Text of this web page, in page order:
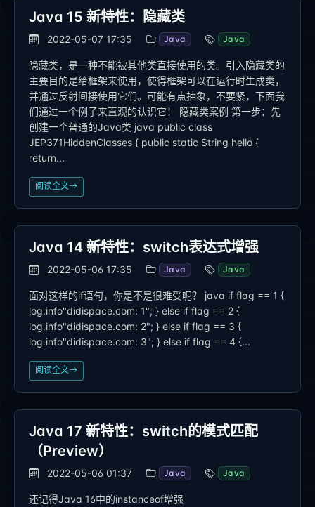
Java 15 新特性：隐藏类
2022-05-07 17:35 Java Java
隐藏类，是一种不能被其他类直接使用的类。引入隐藏类的
主要目的是给框架来使用，使得框架可以在运行时生成类，
并通过反射间接使用它们。可能有点抽象，不要紧，下面我
们通过一个例子来直观的认识它！ 隐藏类案例 第一步：先
创建一个普通的Java类 java public class
JEP371HiddenClasses { public static String hello {
return...
阅读全文
Java 14 新特性：switch表达式增强
2022-05-06 17:35 Java Java
面对这样的if语句，你是不是很难受呢？ java if flag == 1 {
log.info"didispace.com: 1"; } else if flag == 2 {
log.info"didispace.com: 2"; } else if flag == 3 {
log.info"didispace.com: 3"; } else if flag == 4 {...
阅读全文
Java 17 新特性：switch的模式匹配
（Preview）
2022-05-06 01:37 Java Java
还记得Java 16中的instanceof增强